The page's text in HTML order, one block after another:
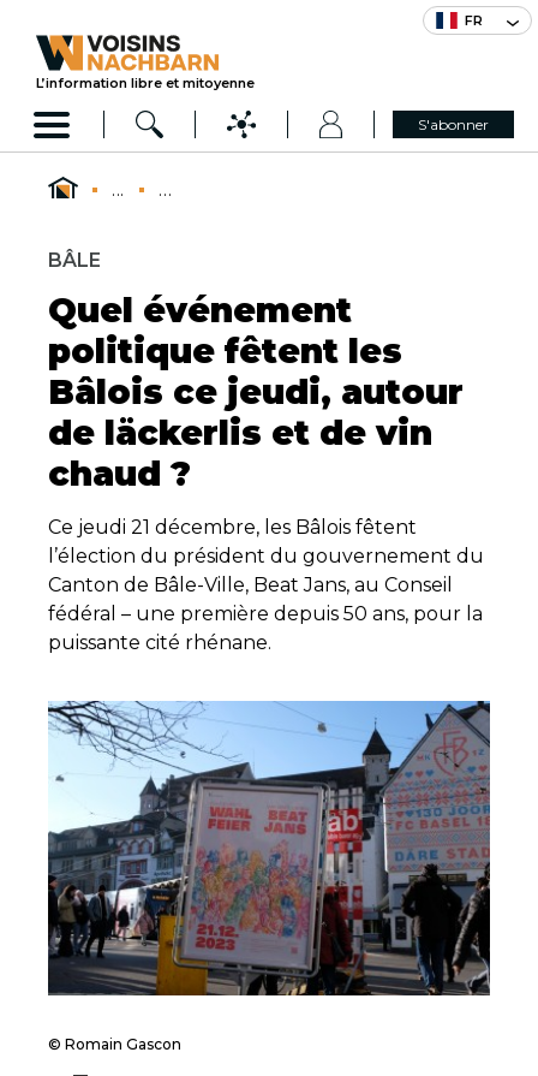
FR
L’information libre et mitoyenne
S'abonner
... ...
BÂLE
Quel événement
politique fêtent les
Bâlois ce jeudi, autour
de läckerlis et de vin
chaud ?
Ce jeudi 21 décembre, les Bâlois fêtent
l’élection du président du gouvernement du
Canton de Bâle-Ville, Beat Jans, au Conseil
fédéral – une première depuis 50 ans, pour la
puissante cité rhénane.
© Romain Gascon